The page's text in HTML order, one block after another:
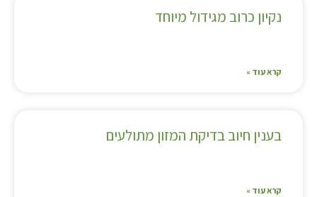
נקיון כרוב מגידול מיוחד
קרא עוד »
בענין חיוב בדיקת המזון מתולעים
קרא עוד »